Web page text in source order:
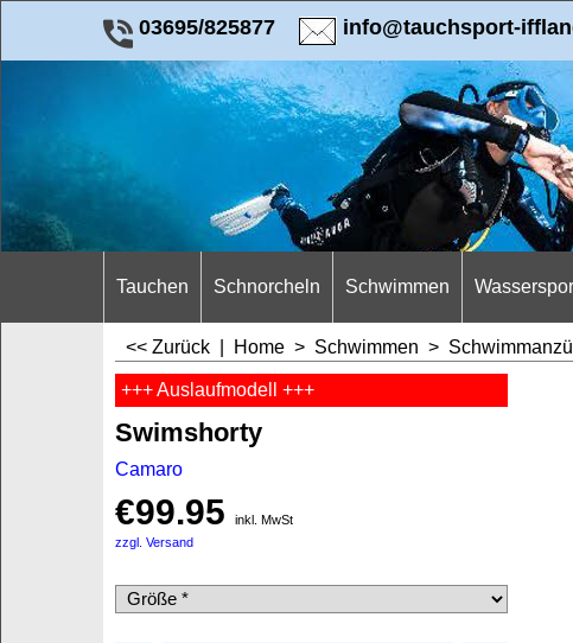
03695/825877 info@tauchsport-
Tauchen Schnorcheln Schwimmen
<< Zurück Home > Schwimmen >
+++ Auslaufmodell +++
Swimshorty
Camaro
€99.95
inkl. MwSt
zzgl. Versand